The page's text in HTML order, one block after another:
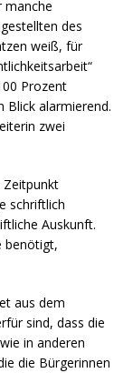
manche
des
weiß, für
Prozent
Blick alarmierend.
zwei
Zeitpunkt
schriftlich
Auskunft.
benötigt,
aus dem
sind, dass die
in anderen
die Bürgerinnen